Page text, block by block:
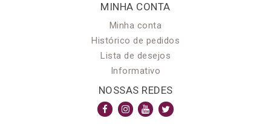
MINHA CONTA
Minha conta
Histórico de pedidos
Lista de desejos
Informativo
NOSSAS REDES